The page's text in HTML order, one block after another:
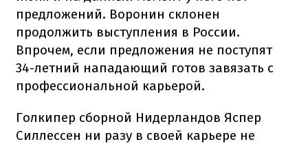
предложений. Воронин склонен
продолжить выступления в России.
Впрочем, если предложения не поступят
34-летний нападающий готов завязать с
профессиональной карьерой.
Голкипер сборной Нидерландов Яспер
Силлессен ни разу в своей карьере не